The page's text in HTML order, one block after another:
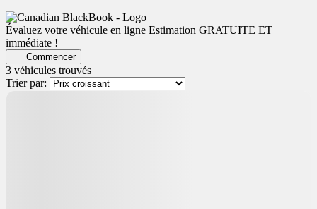
Évaluez votre véhicule en ligne Estimation GRATUITE ET
immédiate !
Commencer
3 véhicules trouvés
Trier par: